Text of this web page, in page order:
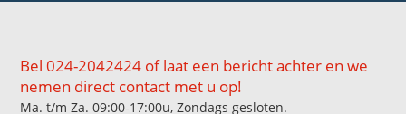
Bel 024-2042424 of laat een bericht achter en we
nemen direct contact met u op!
Ma. t/m Za. 09:00-17:00u, Zondags gesloten.